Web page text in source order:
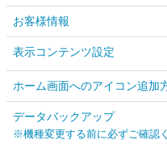
お客様情報
表示コンテンツ設定
ホーム画面へのアイコン追加
データバックアップ
※機種変更する前に必ずご確認